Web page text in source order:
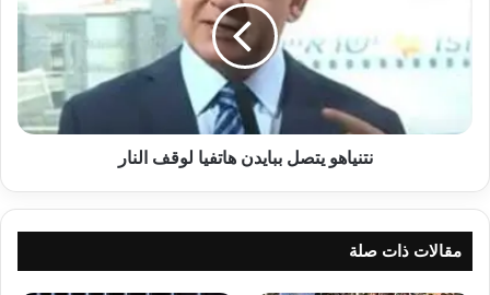
لوقف
النار
نتنياهو يتصل ببايدن هاتفيا لوقف النار
مقالات ذات صلة